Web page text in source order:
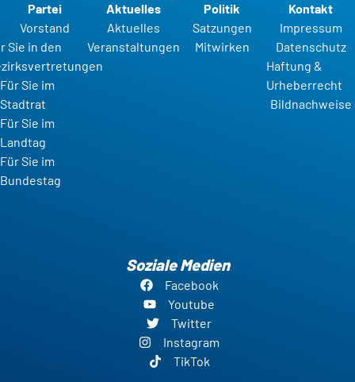
Partei
Vorstand
Sie in den
Für Sie im
Stadtrat
Für Sie im
Landtag
Für Sie im
Bundestag
Aktuelles
Aktuelles
Veranstaltungen
Politik
Satzungen
Mitwirken
Kontakt
Impressum
Datenschutz
Haftung &
Urheberrecht
Bildnachweise
Soziale Medien
Facebook
Youtube
Twitter
Instagram
TikTok